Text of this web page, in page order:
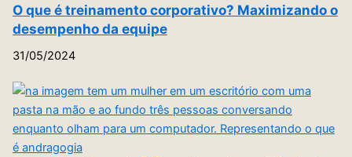
O que é treinamento corporativo? Maximizando o
desempenho da equipe
31/05/2024